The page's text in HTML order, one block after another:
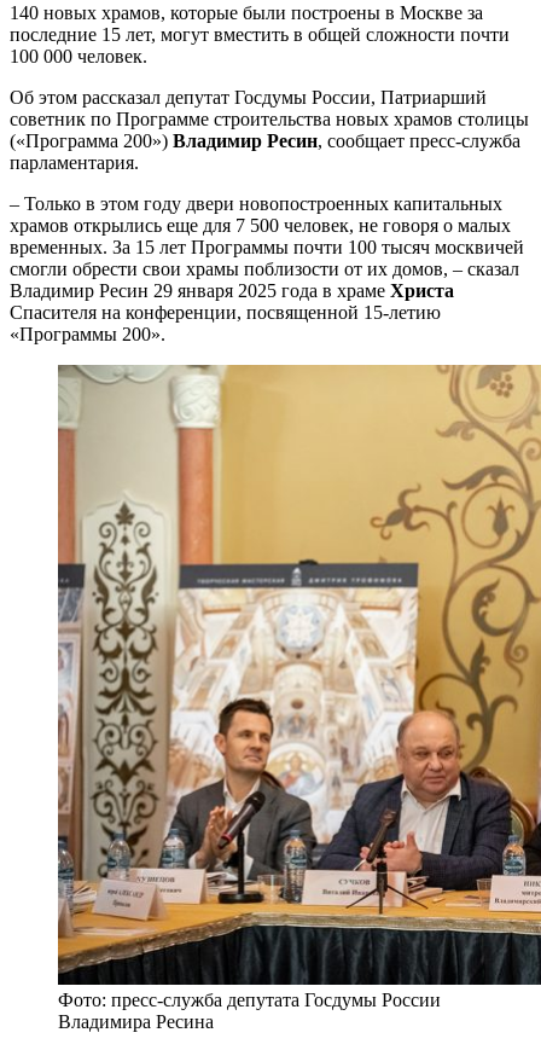
140 новых храмов, которые были построены в Москве за
последние 15 лет, могут вместить в общей сложности почти
100 000 человек.
Об этом рассказал депутат Госдумы России, Патриарший
советник по Программе строительства новых храмов столицы
(«Программа 200») Владимир Ресин, сообщает пресс-служба
парламентария.
– Только в этом году двери новопостроенных капитальных
храмов открылись еще для 7 500 человек, не говоря о малых
временных. За 15 лет Программы почти 100 тысяч москвичей
смогли обрести свои храмы поблизости от их домов, – сказал
Владимир Ресин 29 января 2025 года в храме Христа
Спасителя на конференции, посвященной 15-летию
«Программы 200».
Фото: пресс-служба депутата Госдумы России
Владимира Ресина